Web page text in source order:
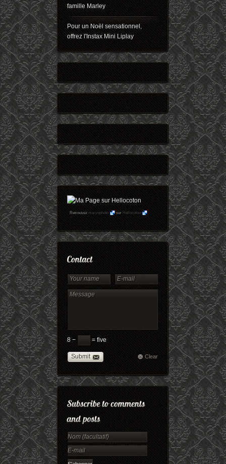
famille Marley
Pour un Noël sensationnel,
offrez l'Instax Mini Liplay
Retrouvezmaryophoto surHellocoton
8 − = five
Submit Clear